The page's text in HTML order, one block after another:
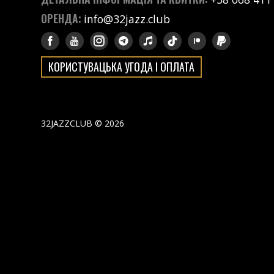
ОРЕНДА: info@32jazz.club
КОРИСТУВАЦЬКА УГОДА І ОПЛАТА
32JAZZCLUB © 2026